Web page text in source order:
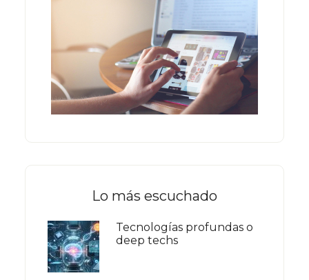
Lo más escuchado
Tecnologías profundas o
deep techs